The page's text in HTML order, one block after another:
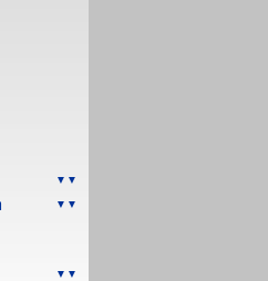
▼▼
▼▼
▼▼